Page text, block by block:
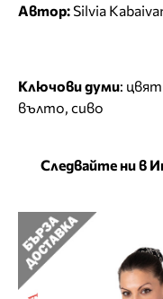
Автор:Silvia
Ключови думи: цвят
вълто сиво
Следвайте ни в